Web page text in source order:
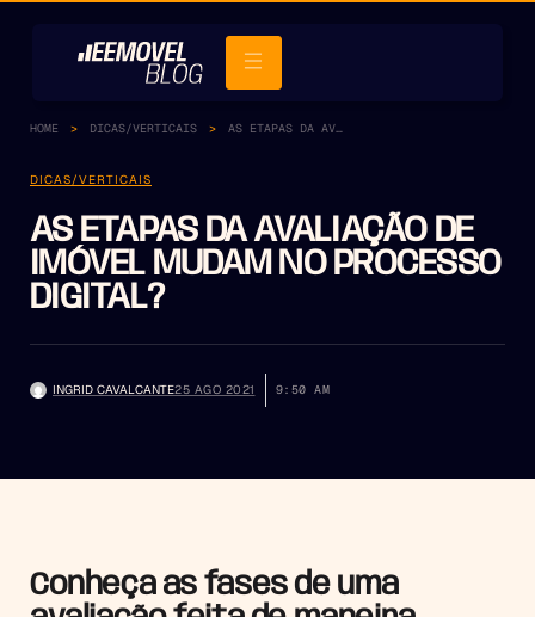
HOME DICAS/VERTICAIS AS ETAPAS DA AVALIAÇÃO DE IMÓVEL MUDAM NO PROCESSO DIGITAL?
DICAS/VERTICAIS
AS ETAPAS DA AVALIAÇÃO DE
IMÓVEL MUDAM NO PROCESSO
DIGITAL?
INGRID CAVALCANTE25 AGO 2021 9:50 AM
Conheça as fases de uma